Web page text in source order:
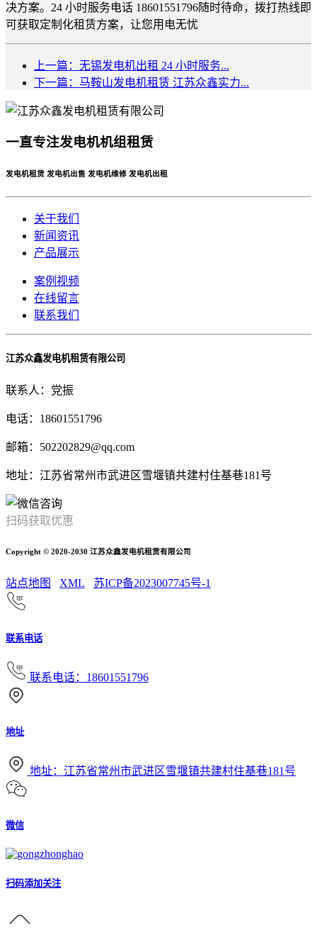
决方案。24 小时服务电话 18601551796随时待命，拨打热线即
可获取定制化租赁方案，让您用电无忧
上一篇：无锡发电机出租 24 小时服务...
下一篇：马鞍山发电机租赁 江苏众鑫实力...
一直专注发电机机组租赁
发电机租赁 发电机出售 发电机维修 发电机出租
关于我们
新闻资讯
产品展示
案例视频
在线留言
联系我们
江苏众鑫发电机租赁有限公司
联系人：党振
电话：18601551796
邮箱：502202829@qq.com
地址：江苏省常州市武进区雪堰镇共建村住基巷181号
扫码获取优惠
Copyright © 2020-2030 江苏众鑫发电机租赁有限公司
站点地图 XML 苏ICP备2023007745号-1
联系电话
联系电话：18601551796
地址
地址：江苏省常州市武进区雪堰镇共建村住基巷181号
微信
扫码添加关注